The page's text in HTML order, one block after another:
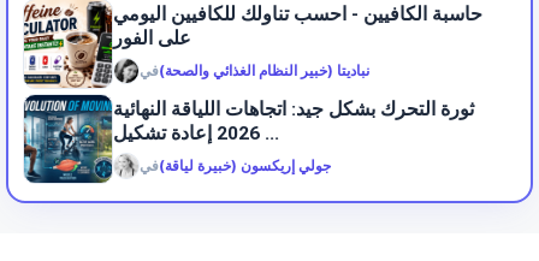
حاسبة الكافيين - احسب تناولك للكافيين اليومي
على الفور
فينباديتا (خبير النظام الغذائي والصحة)
ثورة التحرك بشكل جيد: اتجاهات اللياقة النهائية
2026 إعادة تشكيل ...
فيجولي إريكسون (خبيرة لياقة)